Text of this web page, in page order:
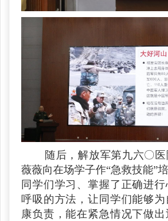
随后，解放军第九六〇医
薇薇向在场学子作“急救技能”
同学们学习、掌握了正确进
呼吸的方法，让同学们能够
康负责，能在紧急情况下做